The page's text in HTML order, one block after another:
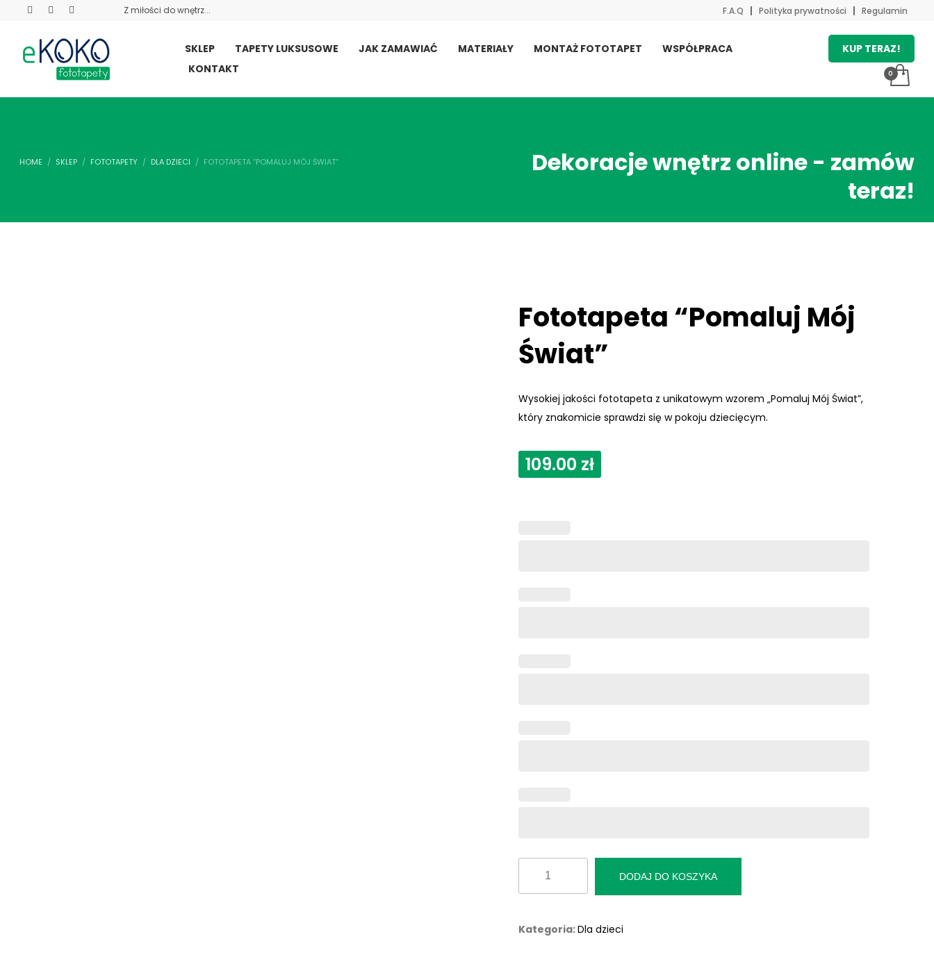
Z miłości do wnętrz... F.A.Q Polityka prywatności Regulamin
SKLEP TAPETY LUKSUSOWE JAK ZAMAWIAĆ MATERIAŁY MONTAŻ FOTOTAPET
WSPÓŁPRACA
KONTAKT
KUP TERAZ!
HOME SKLEP FOTOTAPETY DLA DZIECI FOTOTAPETA “POMALUJ MÓJ ŚWIAT”
Dekoracje wnętrz online - zamów
teraz!
Fototapeta “Pomaluj Mój
Świat”
Wysokiej jakości fototapeta z unikatowym wzorem „Pomaluj Mój Świat”,
który znakomicie sprawdzi się w pokoju dziecięcym.
109.00 zł
Mój
DODAJ DO KOSZYKA
Kategoria:Dla dzieci